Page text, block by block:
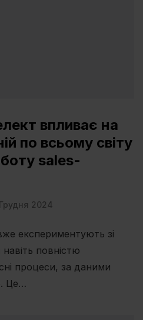
впливає на
по всьому світу
sales-
2024
експериментують зі
повністю
процеси, за даними
Це…